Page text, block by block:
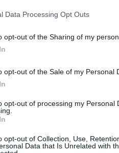
Data Processing Opt Outs
opt-out of the Sharing of my
opt-out of the Sale of my Personal
opt-out of processing my Personal
opt-out of Collection, Use,
Data that Is Unrelated with
- NKPK 23.
Szibériai utazásunk 21. napját
persze az állomáson leszálltunk a vonatról.
fővárosában van villamos, troli, elővárosi
utazás metró oroszország vasút villamos